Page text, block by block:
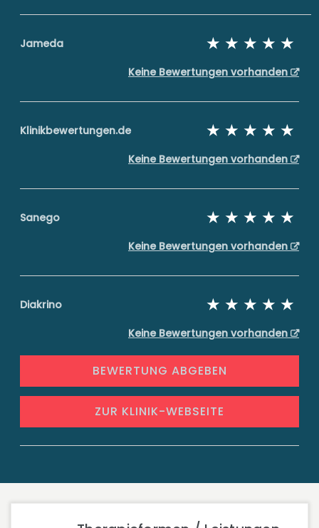
Jameda
Keine Bewertungen vorhanden
Klinikbewertungen.de
Keine Bewertungen vorhanden
Sanego
Keine Bewertungen vorhanden
Diakrino
Keine Bewertungen vorhanden
BEWERTUNG ABGEBEN
ZUR KLINIK-WEBSEITE